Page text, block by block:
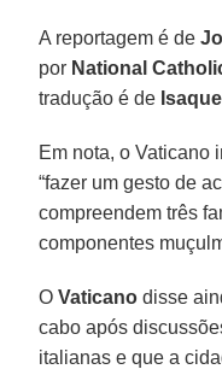
A reportagem é de
por National
tradução é de
Em nota, o Vaticano
“fazer um gesto de
compreendem três
componentes
OVaticano disse
cabo após
italianas e que a